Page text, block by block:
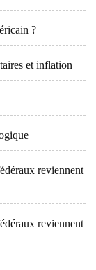
?
et inflation
reviennent
reviennent